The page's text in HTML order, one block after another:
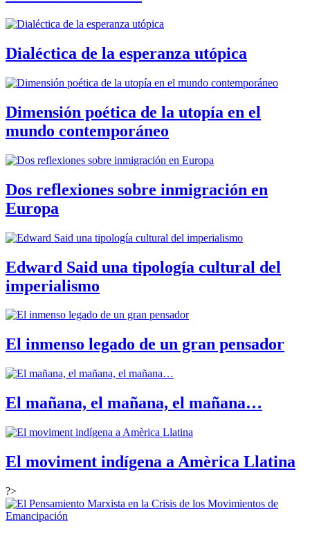
Dialéctica de la esperanza utópica
Dimensión poética de la utopía en el
mundo contemporáneo
Dos reflexiones sobre inmigración en
Europa
Edward Said una tipología cultural del
imperialismo
El inmenso legado de un gran pensador
El mañana, el mañana, el mañana…
El moviment indígena a Amèrica Llatina
?>